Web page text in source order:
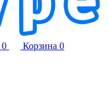
0 Корзина 0